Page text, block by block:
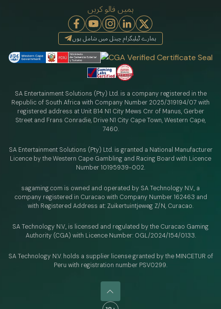
ہمیں فالو کریں
ہمارے ٹیلیگرام چینل میں شامل ہوں
SA Entertainment Solutions (Pty) Ltd. is a company registered in the
Republic of South Africa with Company Number 2025/319194/07 with
registered address at Unit B14 N1 City Mews Cnr of Manus, Gerber
Street and Frans Conradie, Drive N1 City Cape Town, Western Cape,
7460.
SA Entertainment Solutions (Pty) Ltd. is granted a National Manufacturer
Licence by the Western Cape Gambling and Racing Board with Licence
Number 10195939-002.
sagaming.com is owned and operated by SA Technology N.V., a
company registered in Curacao with Company Number 162463 and
with Registered Address at: Zuikertuintjeweg Z/N, Curacao.
SA Technology N.V., is licensed and regulated bythe Curacao Gaming
Authority (CGA) with Licence Number: OGL/2024/154/0133.
SA Technology N.V. holds a supplier license granted by the MINCETUR of
Peru with registration number PSV0299.